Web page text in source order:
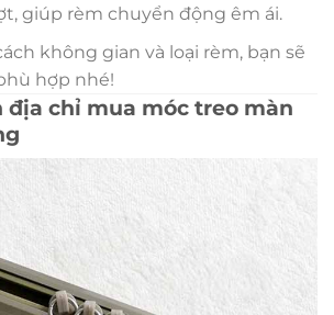
giúp rèm chuyển động êm ái.
không gian và loại rèm, bạn sẽ
hợp nhé!
địa chỉ mua móc treo màn